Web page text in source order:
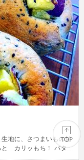
地に、さつまいもの甘